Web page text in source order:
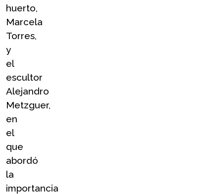
huerto,
Marcela
Torres,
y
el
escultor
Alejandro
Metzguer,
en
el
que
abordó
la
importancia